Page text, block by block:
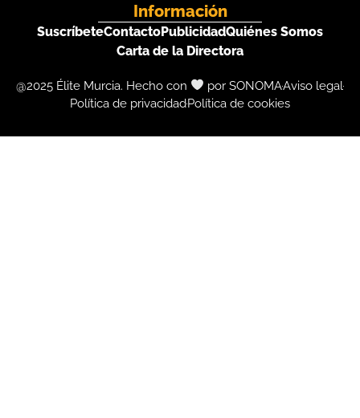
Información
SuscríbeteContactoPublicidadQuiénes Somos
Carta de la Directora
@2025 Élite Murcia. Hecho con por SONOMAAviso legal
Política de privacidadPolítica de cookies